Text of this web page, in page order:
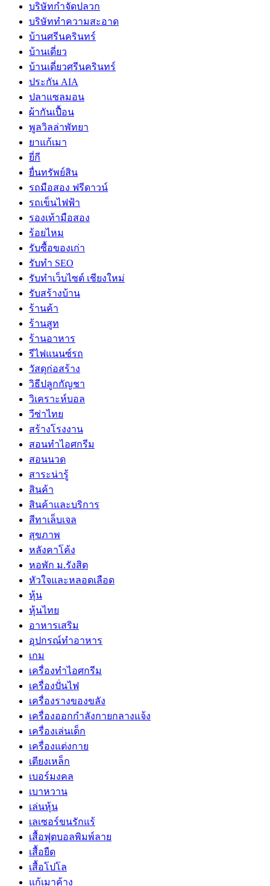
บริษัทกำจัดปลวก
บริษัททำความสะอาด
บ้านศรีนครินทร์
บ้านเดี่ยว
บ้านเดี่ยวศรีนครินทร์
ประกัน AIA
ปลาแซลมอน
ผ้ากันเปื้อน
พูลวิลล่าพัทยา
ยาแก้เมา
ยี่กี
ยื่นทรัพย์สิน
รถมือสอง ฟรีดาวน์
รถเข็นไฟฟ้า
รองเท้ามือสอง
ร้อยไหม
รับซื้อของเก่า
รับทำ SEO
รับทำเว็บไซต์ เชียงใหม่
รับสร้างบ้าน
ร้านค้า
ร้านสูท
ร้านอาหาร
รีไฟแนนซ์รถ
วัสดุก่อสร้าง
วิธีปลูกกัญชา
วิเคราะห์บอล
วีซ่าไทย
สร้างโรงงาน
สอนทำไอศกรีม
สอนนวด
สาระน่ารู้
สินค้า
สินค้าและบริการ
สีทาเล็บเจล
สุขภาพ
หลังคาโค้ง
หอพัก ม.รังสิต
หัวใจและหลอดเลือด
หุ้น
หุ้นไทย
อาหารเสริม
อุปกรณ์ทำอาหาร
เกม
เครื่องทำไอศกรีม
เครื่องปั่นไฟ
เครื่องรางของขลัง
เครื่องออกกำลังกายกลางแจ้ง
เครื่องเล่นเด็ก
เครื่องแต่งกาย
เตียงเหล็ก
เบอร์มงคล
เบาหวาน
เล่นหุ้น
เลเซอร์ขนรักแร้
เสื้อฟุตบอลพิมพ์ลาย
เสื้อยืด
เสื้อโปโล
แก้เมาค้าง